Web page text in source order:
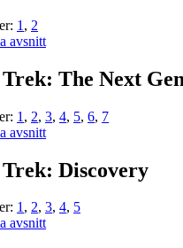
1 , 2
avsnitt
The Next
1 , 2, 3, 4, 5, 6, 7
avsnitt
Discovery
1, 2, 3, 4, 5
avsnitt